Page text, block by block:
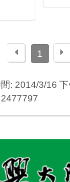
上一頁1
: 2014/3/16